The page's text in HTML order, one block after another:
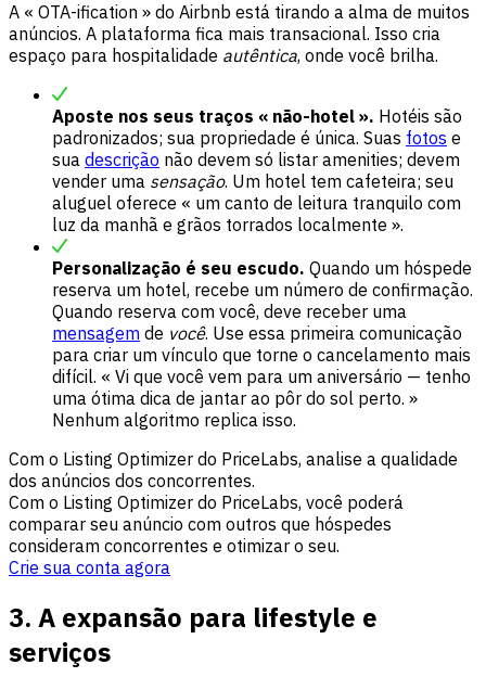
A « OTA-ification » do Airbnb está tirando a alma de muitos
anúncios. A plataforma fica mais transacional. Isso cria
espaço para hospitalidade autêntica, onde você brilha.
Aposte nos seus traços « não-hotel ». Hotéis são
padronizados; sua propriedade é única. Suas fotos e
sua descrição não devem só listar amenities; devem
vender uma sensação. Um hotel tem cafeteira; seu
aluguel oferece « um canto de leitura tranquilo com
luz da manhã e grãos torrados localmente ».
Personalização é seu escudo. Quando um hóspede
reserva um hotel, recebe um número de confirmação.
Quando reserva com você, deve receber uma
mensagem de você. Use essa primeira comunicação
para criar um vínculo que torne o cancelamento mais
difícil. « Vi que você vem para um aniversário — tenho
uma ótima dica de jantar ao pôr do sol perto. »
Nenhum algoritmo replica isso.
Com o Listing Optimizer do PriceLabs, analise a qualidade
dos anúncios dos concorrentes.
Com o Listing Optimizer do PriceLabs, você poderá
comparar seu anúncio com outros que hóspedes
consideram concorrentes e otimizar o seu.
Crie sua conta agora
3. A expansão para lifestyle e
serviços